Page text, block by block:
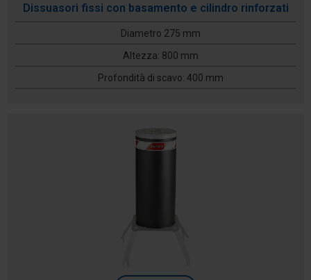
Dissuasori fissi con basamento e cilindro rinforzati
Diametro 275 mm
Altezza: 800 mm
Profondità di scavo: 400 mm